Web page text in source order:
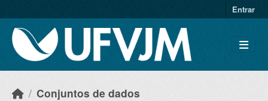
Entrar
Conjuntos de dados